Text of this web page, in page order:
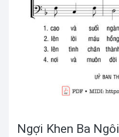
Ngợi Khen Ba Ngôi